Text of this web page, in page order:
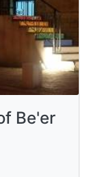
Be'er